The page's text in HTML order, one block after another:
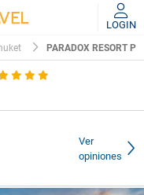
LOGIN
PARADOX RESORT
Ver
opiniones